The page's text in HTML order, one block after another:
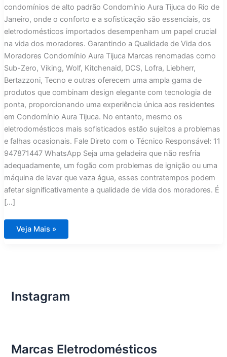
condomínios de alto padrão Condomínio Aura Tijuca do Rio de
Janeiro, onde o conforto e a sofisticação são essenciais, os
eletrodomésticos importados desempenham um papel crucial
na vida dos moradores. Garantindo a Qualidade de Vida dos
Moradores Condomínio Aura Tijuca Marcas renomadas como
Sub-Zero, Viking, Wolf, Kitchenaid, DCS, Lofra, Liebherr,
Bertazzoni, Tecno e outras oferecem uma ampla gama de
produtos que combinam design elegante com tecnologia de
ponta, proporcionando uma experiência única aos residentes
em Condomínio Aura Tijuca. No entanto, mesmo os
eletrodomésticos mais sofisticados estão sujeitos a problemas
e falhas ocasionais. Fale Direto com o Técnico Responsável: 11
947871447 WhatsApp Seja uma geladeira que não resfria
adequadamente, um fogão com problemas de ignição ou uma
máquina de lavar que vaza água, esses contratempos podem
afetar significativamente a qualidade de vida dos moradores. É
[…]
Conserto
Aura
Tijuca
Veja Mais »
Instagram
Marcas Eletrodomésticos